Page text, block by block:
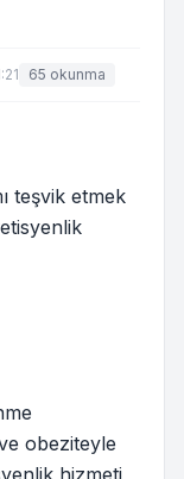
65 okunma
teşvik etmek
ve obeziteyle
hizmeti